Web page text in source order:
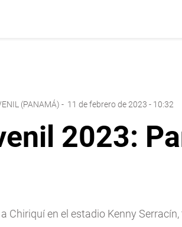
(PANAMÁ) - 11 de febrero de 2023 - 10:32
2023:
Chiriquí en el estadio Kenny